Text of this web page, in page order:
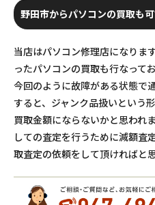
野田市からパソコンの買取も
当店はパソコン修理店になりま
ったパソコンの買取も行なってお
今回のように故障がある状態で
すると、ジャンク品扱いという
買取金額にならないかと思われ
しての査定を行うために減額査
取査定の依頼をして頂ければと思